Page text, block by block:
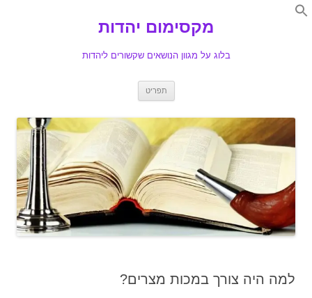
Search
מקסימום יהדות
בלוג על מגוון הנושאים שקשורים ליהדות
תפריט
למה היה צורך במכות מצרים?